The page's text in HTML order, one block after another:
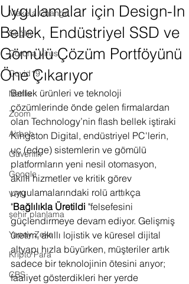
Make a Change
Sağlık
Corona Virus
Covid19
Netflix
Zoom
Airbnb
Güvenlik
Google
VPN
şehir planlama
Yapay Zeka
Kripto Para
CBS
Uygulamalar için Design-In
Bellek, Endüstriyel SSD ve
Gömülü Çözüm Portföyünü
Öne Çıkarıyor
Bellek ürünleri ve teknoloji
çözümlerinde önde gelen firmalardan
olan Technology’nin flash bellek iştiraki
Kingston Digital, endüstriyel PC'lerin,
uç (edge) sistemlerin ve gömülü
platformların yeni nesil otomasyon,
akıllı hizmetler ve kritik görev
uygulamalarındaki rolü arttıkça
"Bağlılıkla Üretildi "felsefesini
güçlendirmeye devam ediyor. Gelişmiş
üretim, akıllı lojistik ve küresel dijital
altyapı hızla büyürken, müşteriler artık
sadece bir teknolojinin ötesini arıyor;
faaliyet gösterdikleri her yerde